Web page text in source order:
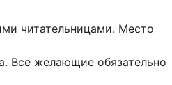
читательницами. Место
Все желающие обязательно